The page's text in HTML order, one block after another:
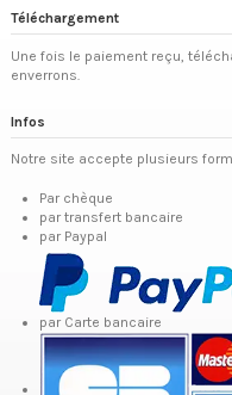
Téléchargement
Une fois le paiement reçu,
enverrons.
Infos
Notre site accepte plusieurs
Par chèque
par transfert bancaire
par Paypal
par Carte bancaire